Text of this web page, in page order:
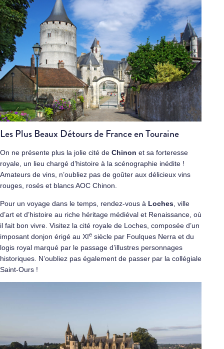
Les Plus Beaux Détours de France en Touraine
On ne présente plus la jolie cité de Chinon et sa forteresse
royale, un lieu chargé d’histoire à la scénographie inédite !
Amateurs de vins, n’oubliez pas de goûter aux délicieux vins
rouges, rosés et blancs AOC Chinon.
Pour un voyage dans le temps, rendez-vous à Loches, ville
d’art et d’histoire au riche héritage médiéval et Renaissance, où
il fait bon vivre. Visitez la cité royale de Loches, composée d’un
imposant donjon érigé au XIe siècle par Foulques Nerra et du
logis royal marqué par le passage d’illustres personnages
historiques. N’oubliez pas également de passer par la collégiale
Saint-Ours !